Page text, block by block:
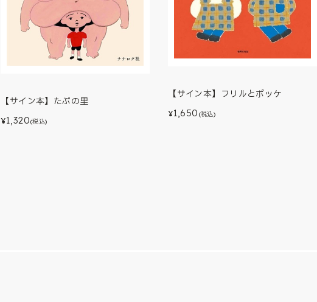
【サイン本】たぷの里
¥1,320(税込)
【サイン本】フリルとポッケ
¥1,650 (税込)